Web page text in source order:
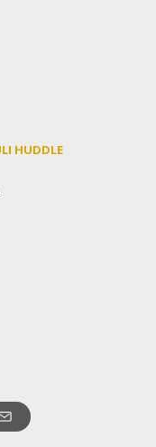
HUDDLE